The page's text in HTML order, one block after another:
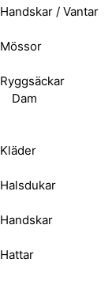
Handskar / Vantar
Mössor
Ryggsäckar
Dam
Kläder
Halsdukar
Handskar
Hattar